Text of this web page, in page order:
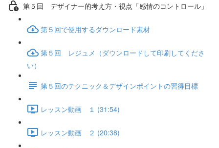
第５回 デザイナー的考え方・視点「感情のコントロール」
第５回で使用するダウンロード素材
第５回 レジュメ（ダウンロードして印刷してくださ
い）
第５回のテクニック＆デザインポイントの習得目標
レッスン動画 １ (31:54)
レッスン動画 ２ (20:38)